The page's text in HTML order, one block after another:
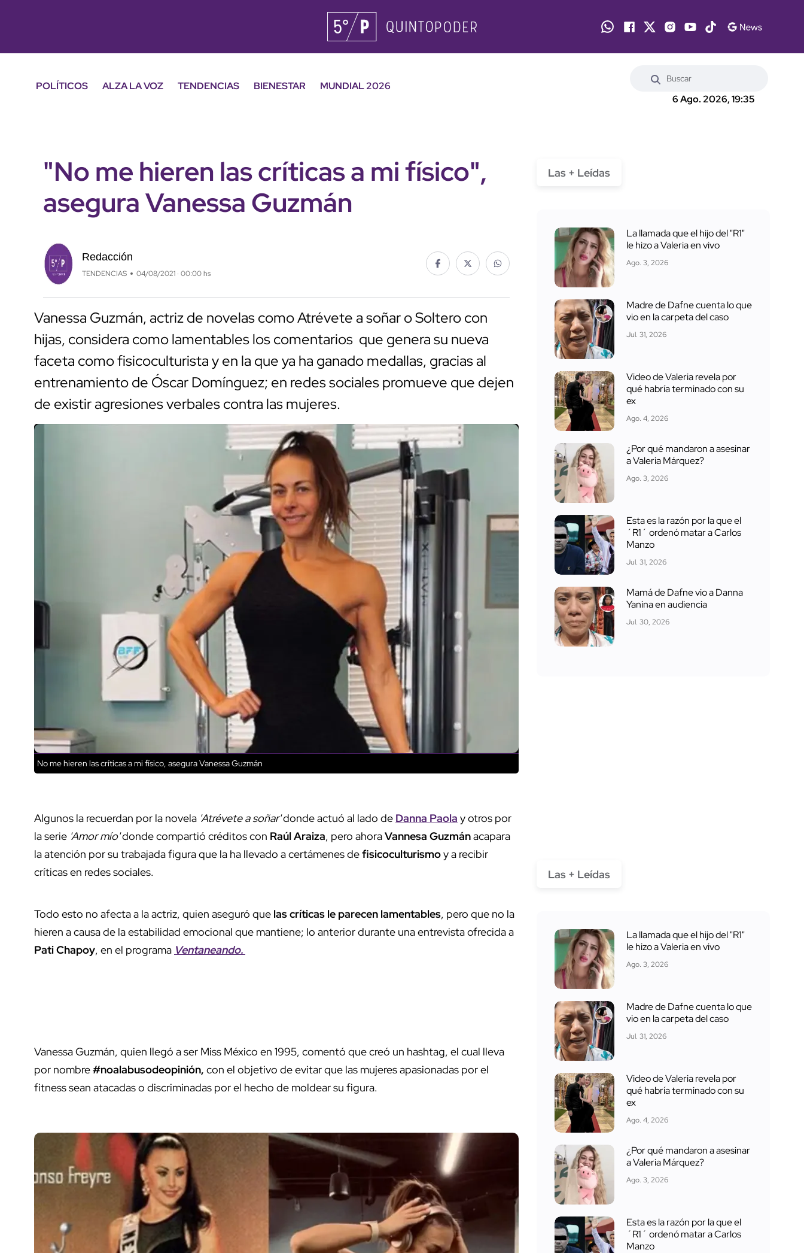
POLÍTICOS ALZA LA VOZ TENDENCIAS BIENESTAR
MUNDIAL 2026
6 Ago. 2026, 19:35
"No me hieren las críticas a mi físico",
asegura Vanessa Guzmán
Redacción
TENDENCIAS 04/08/2021 · 00:00 hs
Vanessa Guzmán, actriz de novelas como Atrévete a soñar o Soltero con
hijas, considera como lamentables los comentarios que genera su nueva
faceta como fisicoculturista y en la que ya ha ganado medallas, gracias al
entrenamiento de Óscar Domínguez; en redes sociales promueve que dejen
de existir agresiones verbales contra las mujeres.
No me hieren las críticas a mi físico, asegura Vanessa Guzmán
Algunos la recuerdan por la novela 'Atrévete a soñar'donde actuó al lado de Danna Paola y otros por
la serie 'Amor mío'donde compartió créditos con Raúl Araiza, pero ahoraVannesa Guzmánacapara
la atención por su trabajada figura que la ha llevado a certámenes defisicoculturismoy a recibir
críticas en redes sociales.
Todo esto no afecta a la actriz, quien aseguró que las críticas le parecen lamentables, pero que no la
hieren a causa de la estabilidad emocional que mantiene; lo anterior durante una entrevista ofrecida a
Pati Chapoy, en el programa Ventaneando.
Vanessa Guzmán, quien llegó a ser Miss México en 1995, comentó que creó un hashtag, el cual lleva
por nombre#noalabusodeopinión, con el objetivo de evitar que las mujeres apasionadas por el
fitness sean atacadas o discriminadas por el hecho de moldear su figura.
Las + Leídas
La llamada que el hijo del "R1"
le hizo a Valeria en vivo
Ago. 3, 2026
Madre de Dafne cuenta lo que
vio en la carpeta del caso
Jul. 31, 2026
Video de Valeria revela por
qué habría terminado con su
ex
Ago. 4, 2026
¿Por qué mandaron a asesinar
a Valeria Márquez?
Ago. 3, 2026
Esta es la razón por la que el
´R1´ ordenó matar a Carlos
Manzo
Jul. 31, 2026
Mamá de Dafne vio a Danna
Yanina en audiencia
Jul. 30, 2026
Las + Leídas
La llamada que el hijo del "R1"
le hizo a Valeria en vivo
Ago. 3, 2026
Madre de Dafne cuenta lo que
vio en la carpeta del caso
Jul. 31, 2026
Video de Valeria revela por
qué habría terminado con su
ex
Ago. 4, 2026
¿Por qué mandaron a asesinar
a Valeria Márquez?
Ago. 3, 2026
Esta es la razón por la que el
´R1´ ordenó matar a Carlos
Manzo